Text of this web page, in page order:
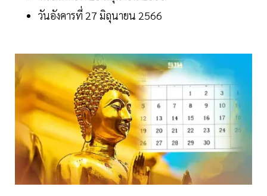
วันอังคารที่ 27 มิถุนายน 2566